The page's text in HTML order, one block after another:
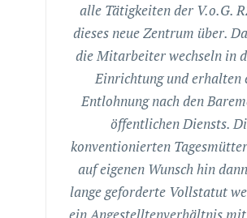
alle Tätigkeiten der V.o.G.
dieses neue Zentrum über.
die Mitarbeiter wechseln in
Einrichtung und erhalten
Entlohnung nach den
öffentlichen Diensts.
konventionierten
auf eigenen Wunsch hin
lange geforderte Vollstatut